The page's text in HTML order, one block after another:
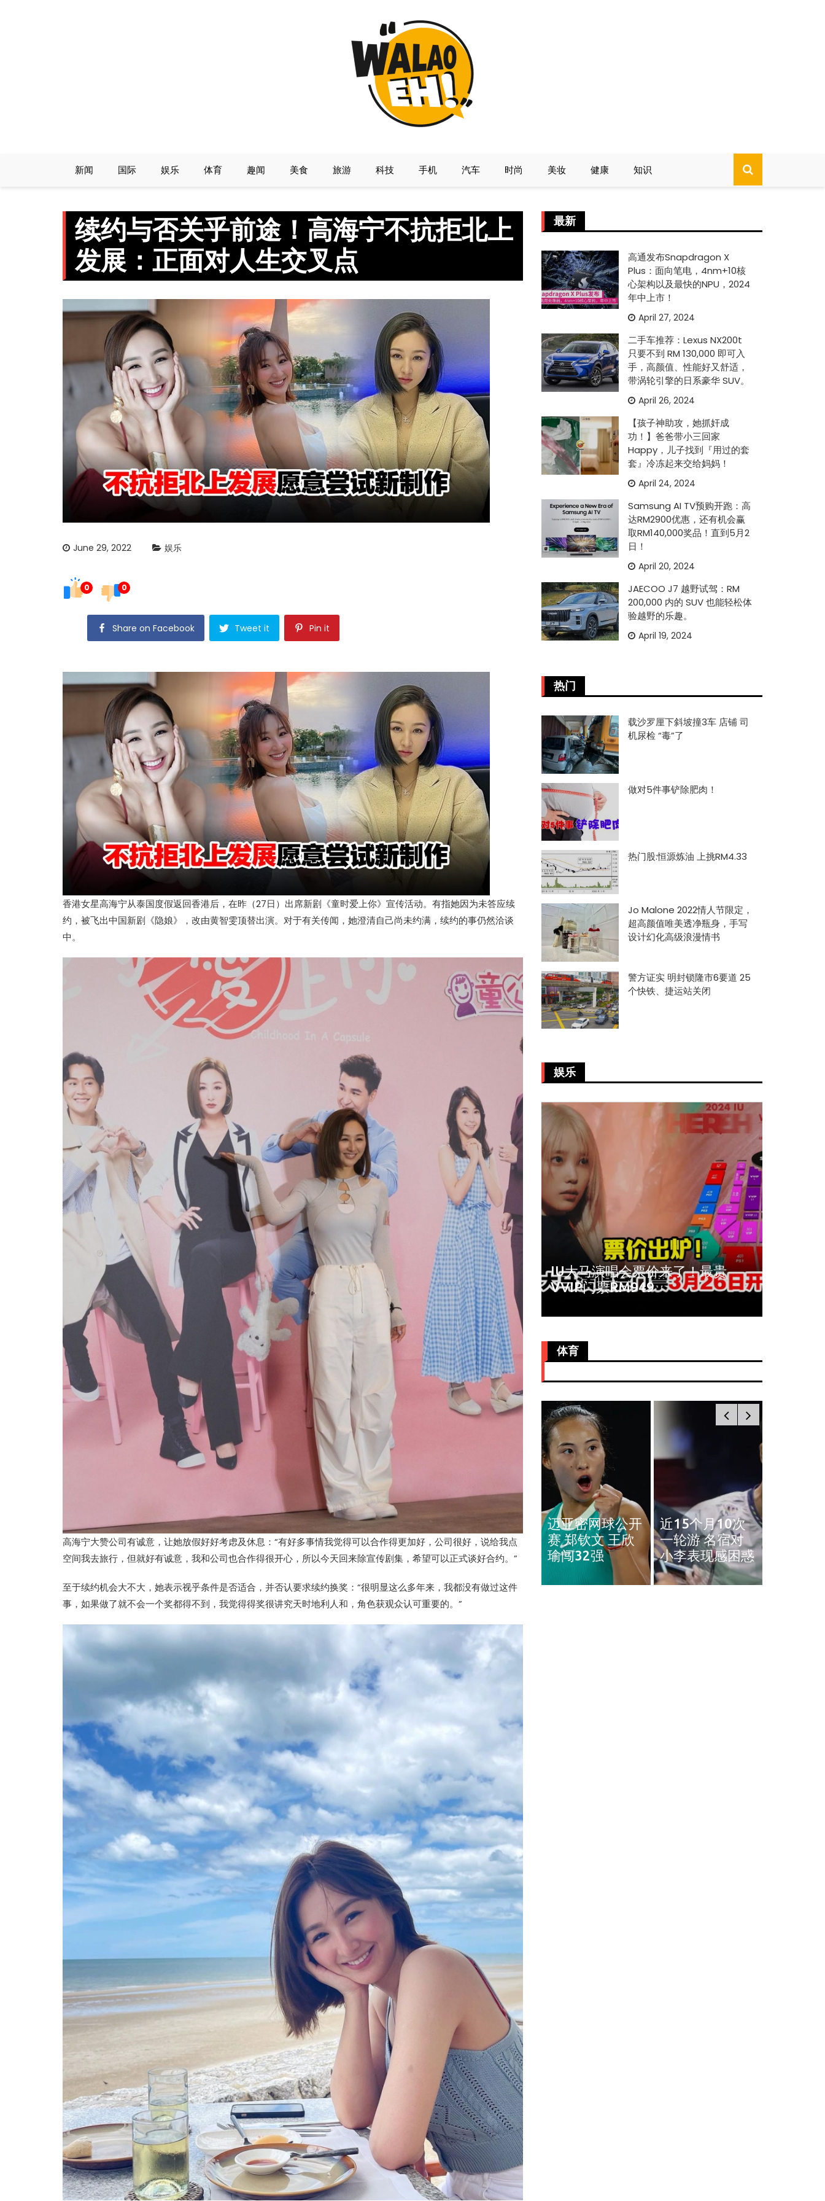
新闻 国际 娱乐 体育 趣闻 美食 旅游 科技 手机 汽车 时尚 美妆 健康 知识
续约与否关乎前途！高海宁不抗拒北上
发展：正面对人生交叉点
June 29, 2022 娱乐
0 0
Share on Facebook Tweet it Pin it
香港女星高海宁从泰国度假返回香港后，在昨（27日）出席新剧《童时爱上你》宣传活动。有指她因为未答应续
约，被飞出中国新剧《隐娘》，改由黄智雯顶替出演。对于有关传闻，她澄清自己尚未约满，续约的事仍然洽谈
中。
高海宁大赞公司有诚意，让她放假好好考虑及休息：“有好多事情我觉得可以合作得更加好，公司很好，说给我点
空间我去旅行，但就好有诚意，我和公司也合作得很开心，所以今天回来除宣传剧集，希望可以正式谈好合约。”
至于续约机会大不大，她表示视乎条件是否适合，并否认要求续约换奖：“很明显这么多年来，我都没有做过这件
事，如果做了就不会一个奖都得不到，我觉得得奖很讲究天时地利人和，角色获观众认可重要的。”
最新
高通发布Snapdragon X
Plus：面向笔电，4nm+10核
心架构以及最快的NPU，2024
年中上市！
April 27, 2024
二手车推荐：Lexus NX200t
只要不到 RM 130,000 即可入
手，高颜值、性能好又舒适，
带涡轮引擎的日系豪华 SUV。
April 26, 2024
【孩子神助攻，她抓奸成
功！】爸爸带小三回家
Happy，儿子找到『用过的套
套』冷冻起来交给妈妈！
April 24, 2024
Samsung AI TV预购开跑：高
达RM2900优惠，还有机会赢
取RM140,000奖品！直到5月2
日！
April 20, 2024
JAECOO J7 越野试驾：RM
200,000 内的 SUV 也能轻松体
验越野的乐趣。
April 19, 2024
热门
载沙罗厘下斜坡撞3车 店铺 司
机尿检 “毒”了
做对5件事铲除肥肉！
热门股:恒源炼油 上挑RM4.33
Jo Malone 2022情人节限定，
超高颜值唯美透净瓶身，手写
设计幻化高级浪漫情书
警方证实 明封锁隆市6要道 25
个快铁、捷运站关闭
娱乐
苏永康将邀歌迷上台合唱！赞大马
肉骨茶“全世界最好吃”
IU大马演唱会票价来了！最贵
VVIP门票RM949
周冬雨爆秀场耍大牌！拒与VIP合
影全程臭脸不配合
体育
赛 郑钦文 王欣
瑜闯32强
近15个月10次
一轮游 名宿对
小李表现感困惑
奥斯汀网球赛｜
王雅繁袁悦会师
4强 中国锁定女
单4强门票